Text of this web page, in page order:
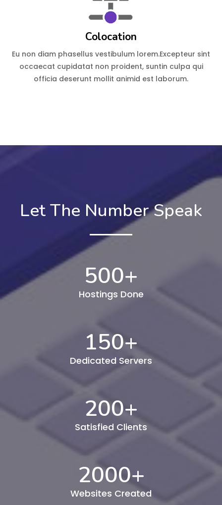
Colocation
Eu non diam phasellus vestibulum lorem.Excepteur sint
occaecat cupidatat non proident, suntin culpa qui
officia deserunt mollit animid est laborum.
Let The Number Speak
500+
Hostings Done
150+
Dedicated Servers
200+
Satisfied Clients
2000+
Websites Created